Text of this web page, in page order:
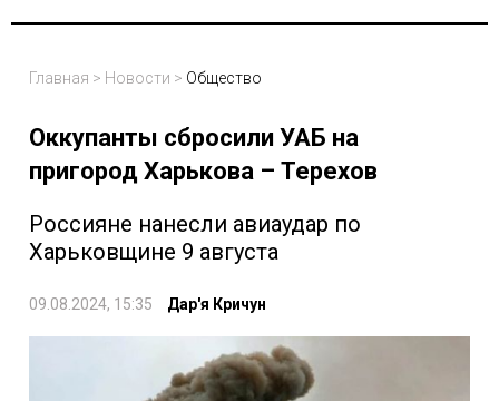
Главная > Новости > Общество
Оккупанты сбросили УАБ на
пригород Харькова – Терехов
Россияне нанесли авиаудар по
Харьковщине 9 августа
09.08.2024, 15:35 Дар'я Кричун